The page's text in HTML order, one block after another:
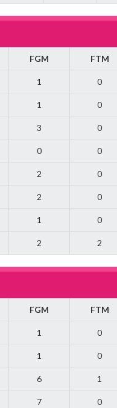
FGM FTM
1 0
1 0
3 0
0 0
2 0
2 0
1 0
2 2
FGM FTM
1 0
1 0
6 1
7 0